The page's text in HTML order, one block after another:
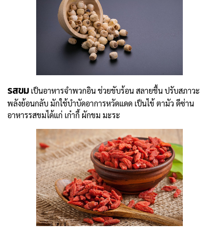
รสขม เป็นอาหารจำพวกอิน ช่วยขับร้อน สลายชื้น ปรับสภาวะ
พลังย้อนกลับ มักใช้บำบัดอาการหวัดแดด เป็นไข้ ตามัว ดีซ่าน
อาหารรสขมได้แก่ เก๋ากี้ ผักขม มะระ